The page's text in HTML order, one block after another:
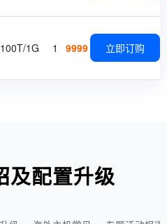
100T/1G 1 9999 立即订购
及配置升级